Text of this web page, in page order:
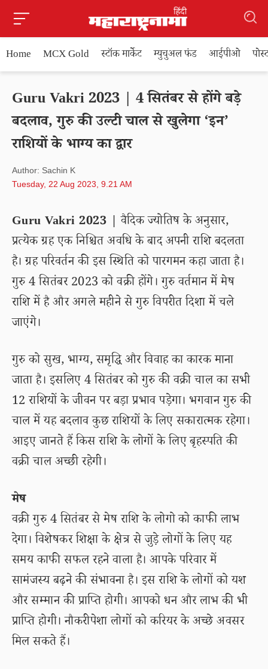
Home MCX Gold स्टॉक मार्केट म्युचुअल फंड आईपीओ
Guru Vakri 2023 | 4 सितंबर से होंगे बड़े
बदलाव, गुरु की उल्टी चाल से खुलेगा ‘इन’
राशियों के भाग्य का द्वार
Author: Sachin K
Tuesday, 22 Aug 2023, 9.21 AM
Guru Vakri 2023 | वैदिक ज्योतिष के अनुसार,
प्रत्येक ग्रह एक निश्चित अवधि के बाद अपनी राशि बदलता
है। ग्रह परिवर्तन की इस स्थिति को पारगमन कहा जाता है।
गुरु 4 सितंबर 2023 को वक्री होंगे। गुरु वर्तमान में मेष
राशि में है और अगले महीने से गुरु विपरीत दिशा में चले
जाएंगे।
गुरु को सुख, भाग्य, समृद्धि और विवाह का कारक माना
जाता है। इसलिए 4 सितंबर को गुरु की वक्री चाल का सभी
12 राशियों के जीवन पर बड़ा प्रभाव पड़ेगा। भगवान गुरु की
चाल में यह बदलाव कुछ राशियों के लिए सकारात्मक रहेगा।
आइए जानते हैं किस राशि के लोगों के लिए बृहस्पति की
वक्री चाल अच्छी रहेगी।
मेष
वक्री गुरु 4 सितंबर से मेष राशि के लोगो को काफी लाभ
देगा। विशेषकर शिक्षा के क्षेत्र से जुड़े लोगों के लिए यह
समय काफी सफल रहने वाला है। आपके परिवार में
सामंजस्य बढ़ने की संभावना है। इस राशि के लोगों को यश
और सम्मान की प्राप्ति होगी। आपको धन और लाभ की भी
प्राप्ति होगी। नौकरीपेशा लोगों को करियर के अच्छे अवसर
मिल सकते हैं।